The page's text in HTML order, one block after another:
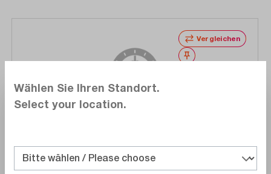
Vergleichen
Merken
33520B-A6J
Wählen Sie Ihren Standort.
Select your location.